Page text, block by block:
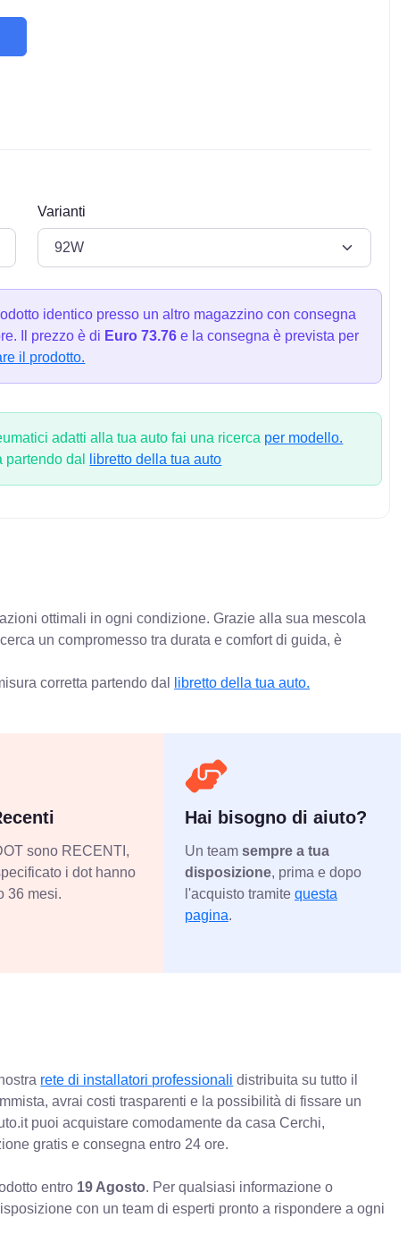
Varianti
identico presso un altro magazzino con consegna
Il prezzo è di Euro 73.76 e la consegna è prevista per
il prodotto.
adatti alla tua auto fai una ricerca per modello.
partendo dal
libretto della tua auto
ottimali in ogni condizione. Grazie alla sua mescola
un compromesso tra durata e comfort di guida, è
corretta partendo dal libretto della tua auto.
sono RECENTI,
i dot hanno
36 mesi.
Hai bisogno di aiuto?
Un team sempre a tua
disposizione, prima e dopo
l'acquisto tramite questa
pagina.
rete di installatori professionali distribuita su tutto il
avrai costi trasparenti e la possibilità di fissare un
puoi acquistare comodamente da casa Cerchi,
gratis e consegna entro 24 ore.
entro 19 Agosto. Per qualsiasi informazione o
con un team di esperti pronto a rispondere a ogni